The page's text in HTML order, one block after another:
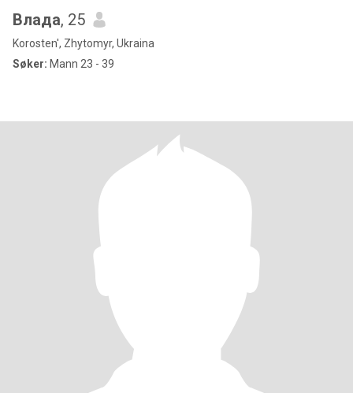
Влада, 25
Korosten', Zhytomyr, Ukraina
Søker: Mann 23 - 39